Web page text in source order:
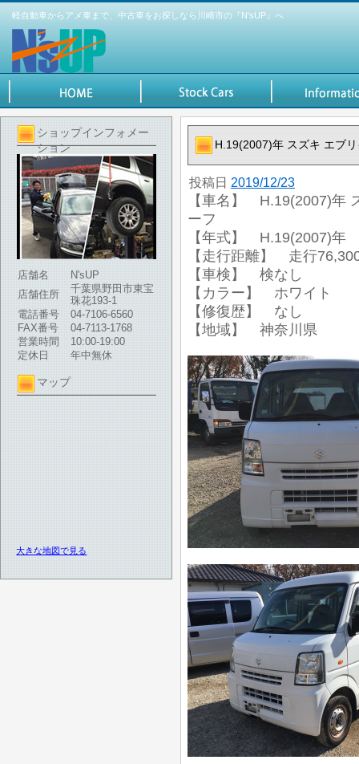
軽自動車からアメ車まで、中古車をお探しなら川崎市の『N'sUP』へ
ショップインフォメー
ション
店舗名
N'sUP
店舗住所
千葉県野田市東宝
珠花193-1
電話番号
04-7106-6560
FAX番号
04-7113-1768
営業時間
10:00-19:00
定休日
年中無休
マップ
大きな地図で見る
H.19(2007)年 スズキ エブ
投稿日 2019/12/23
【車名】 H.19(2007)年
ーフ
【年式】 H.19(2007)年
【走行距離】 走行
【車検】 検なし
【カラー】 ホワイト
【修復歴】 なし
【地域】 神奈川県